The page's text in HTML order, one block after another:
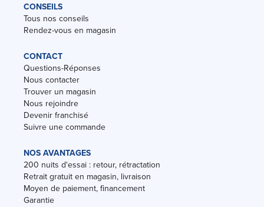
CONSEILS
Tous nos conseils
Rendez-vous en magasin
CONTACT
Questions-Réponses
Nous contacter
Trouver un magasin
Nous rejoindre
Devenir franchisé
Suivre une commande
NOS AVANTAGES
200 nuits d'essai : retour, rétractation
Retrait gratuit en magasin, livraison
Moyen de paiement, financement
Garantie